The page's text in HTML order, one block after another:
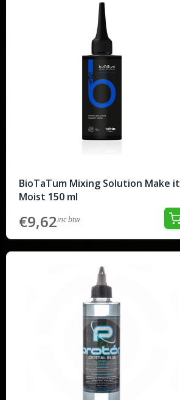
BioTaTum Mixing Solution Make it
Moist 150 ml
€9,62inc btw